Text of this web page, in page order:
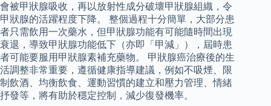
會被甲狀腺吸收，再以放射性成分破壞甲狀腺組織，令
甲狀腺的活躍程度下降。 整個過程十分簡單，大部分患
者只需飲用一次藥水，但甲狀腺功能有可能隨時間出現
衰退，導致甲狀腺功能低下（亦即「甲減」），屆時患
者可能要服用甲狀腺素補充藥物。 甲狀腺癌治療後的生
活調整非常重要，遵循健康指導建議，例如不吸煙、限
制飲酒、均衡飲食、運動習慣的建立和壓力管理、情緒
抒發等，將有助於穩定控制，減少復發機率。